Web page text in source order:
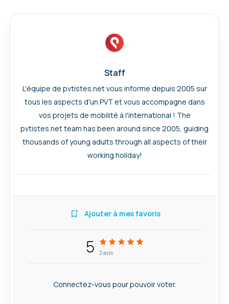
Staff
L'équipe de pvtistes.net vous informe depuis 2005 sur
tous les aspects d'un PVT et vous accompagne dans
vos projets de mobilité à l'international ! The
pvtistes.net team has been around since 2005, guiding
thousands of young adults through all aspects of their
working holiday!
Ajouter à mes favoris
5 2avis
Connectez-vous pour pouvoir voter.